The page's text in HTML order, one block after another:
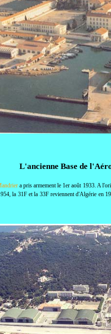
L'ancienne Base de
a pris armement le 1er août 1933. A
la 31F et la 33F reviennent d'Algérie en